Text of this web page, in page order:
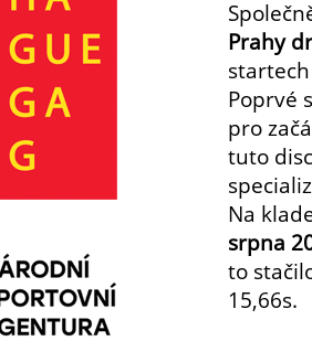
Prahy
Poprvé
pro
tuto
Na
srpna
to
15,66s.